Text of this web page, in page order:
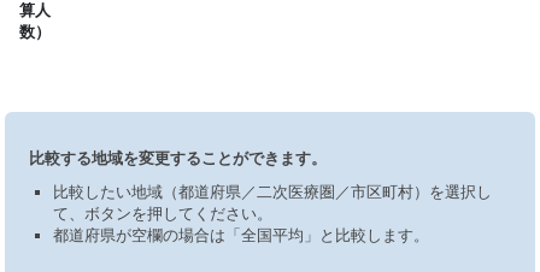
算人
数）
比較する地域を変更することができます。
比較したい地域（都道府県／二次医療圏／市区町村）を選択し
て、ボタンを押してください。
都道府県が空欄の場合は「全国平均」と比較します。